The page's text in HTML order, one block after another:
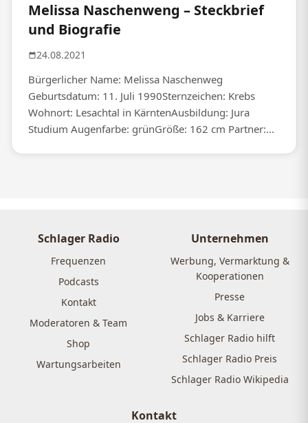
Melissa Naschenweng – Steckbrief
und Biografie
24.08.2021
Bürgerlicher Name: Melissa Naschenweg
Geburtsdatum: 11. Juli 1990Sternzeichen: Krebs
Wohnort: Lesachtal in KärntenAusbildung: Jura
Studium Augenfarbe: grünGröße: 162 cm Partner:...
Schlager Radio
Frequenzen
Podcasts
Kontakt
Moderatoren & Team
Shop
Wartungsarbeiten
Unternehmen
Werbung, Vermarktung &
Kooperationen
Presse
Jobs & Karriere
Schlager Radio hilft
Schlager Radio Preis
Schlager Radio Wikipedia
Kontakt